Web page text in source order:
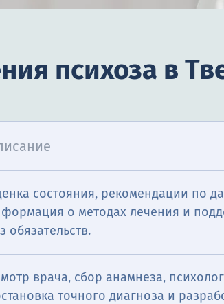
психоза в
состояния, рекомендации по
о методах лечения и
обязательств.
врача, сбор анамнеза,
точного диагноза и